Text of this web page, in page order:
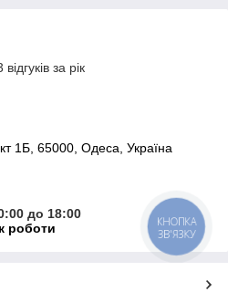
за рік
1Б, 65000, Одеса, Україна
до 18:00
роботи
КНОПКА
ЗВ'ЯЗКУ